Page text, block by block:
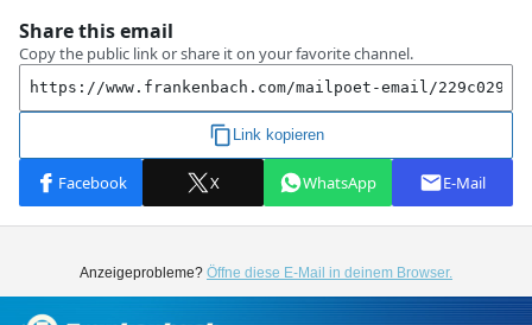
Anzeigeprobleme? Öffne diese E-Mail in deinem Browser.